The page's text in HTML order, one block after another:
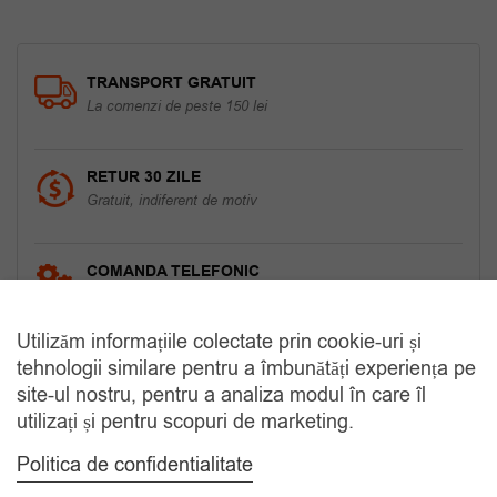
TRANSPORT GRATUIT
La comenzi de peste 150 lei
RETUR 30 ZILE
Gratuit, indiferent de motiv
COMANDA TELEFONIC
CATEGORII
Accesorii Bărbăți
Utilizăm informațiile colectate prin cookie-uri și
tehnologii similare pentru a îmbunătăți experiența pe
site-ul nostru, pentru a analiza modul în care îl
utilizați și pentru scopuri de marketing.
Politica de confidentialitate